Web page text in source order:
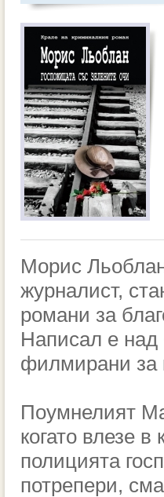
Морис
журналист,
романи за
Написал е над
филмирани за
Поумнелият
когато влезе
полицията
потрепери,